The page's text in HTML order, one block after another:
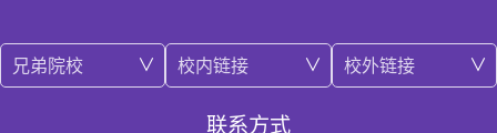
兄弟院校 校内链接 校外链接
联系方式